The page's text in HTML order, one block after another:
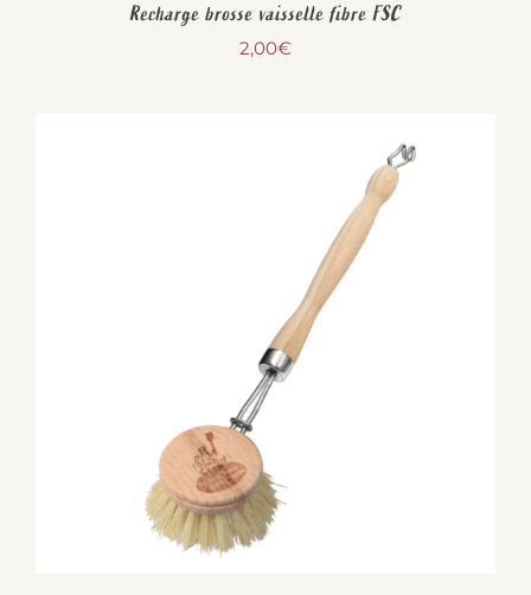
Recharge brosse vaisselle fibre FSC
2,00€